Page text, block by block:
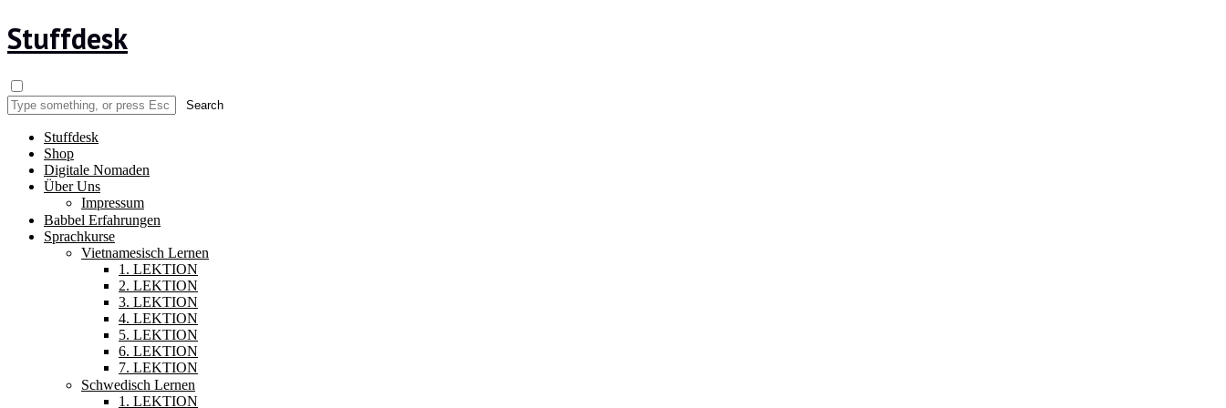
Stuffdesk
Stuffdesk
Shop
Digitale Nomaden
Über Uns
Impressum
Babbel Erfahrungen
Sprachkurse
Vietnamesisch Lernen
1. LEKTION
2. LEKTION
3. LEKTION
4. LEKTION
5. LEKTION
6. LEKTION
7. LEKTION
Schwedisch Lernen
1. LEKTION